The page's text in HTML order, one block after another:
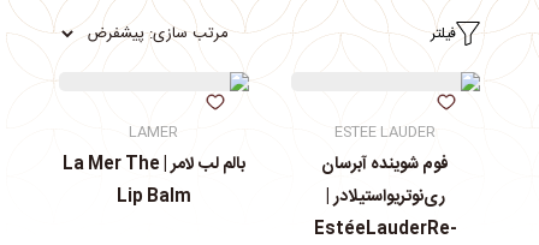
فیلتر
ESTEE LAUDER
فوم شوینده آبرسان
ری‌نوتریواستیلادر |
EstéeLauderRe-
LAMER
بالم لب لامر | La Mer The
Lip Balm